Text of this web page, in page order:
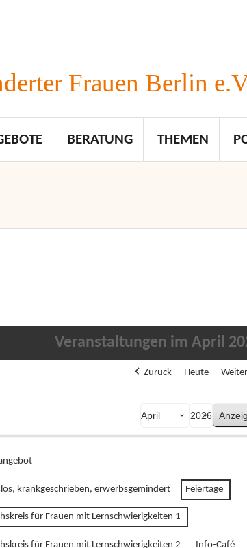
Frauen Berlin
BERATUNG THEMEN
Veranstaltungen im April
Zurück Heute Weiter
krankgeschrieben, erwerbsgemindert Feiertage
für Frauen mit Lernschwierigkeiten 1
für Frauen mit Lernschwierigkeiten 2 Info-Café